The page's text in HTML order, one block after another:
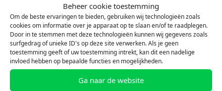
Beheer cookie toestemming
Om de beste ervaringen te bieden, gebruiken wij technologieën zoals
cookies om informatie over je apparaat op te slaan en/of te raadplegen.
Door in te stemmen met deze technologieën kunnen wij gegevens zoals
surfgedrag of unieke ID's op deze site verwerken. Als je geen
toestemming geeft of uw toestemming intrekt, kan dit een nadelige
invloed hebben op bepaalde functies en mogelijkheden.
Ga naar de website